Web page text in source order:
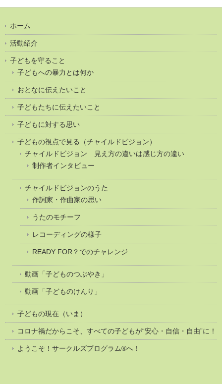
ホーム
活動紹介
子どもを守ること
子どもへの暴力とは何か
おとなに伝えたいこと
子どもたちに伝えたいこと
子どもに対する思い
子どもの視点で見る（チャイルドビジョン）
チャイルドビジョン 見え方の違いは感じ方の違い
制作者インタビュー
チャイルドビジョンのうた
作詞家・作曲家の思い
うたのモチーフ
レコーディングの様子
READY FOR？でのチャレンジ
動画「子どものつぶやき」
動画「子どものけんり」
子どもの現在（いま）
コロナ禍だからこそ、すべての子どもが“安心・自信・自由”に！
ようこそ！サークルズプログラム®へ！